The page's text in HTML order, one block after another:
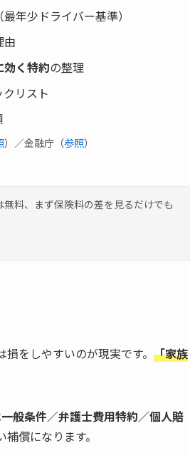
（最年少ドライバー基準）
由
効く特約の整理
リスト
）／金融庁（参照）
料、まず保険料の差を見るだけでも
をしやすいのが現実です。 「家族
般条件／弁護士費用特約／個人賠
償になります。